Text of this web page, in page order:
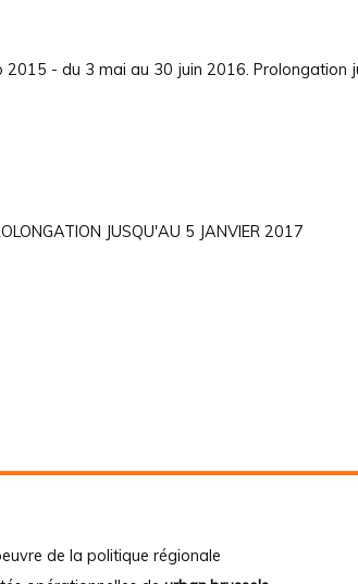
- du 3 mai au 30 juin 2016. Prolongation
JUSQU'AU 5 JANVIER 2017
de la politique régionale